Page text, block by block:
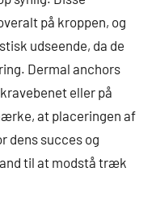
på kroppen, og
udseende, da de
Dermal anchors
eller på
at placeringen af
dens succes og
til at modstå træk